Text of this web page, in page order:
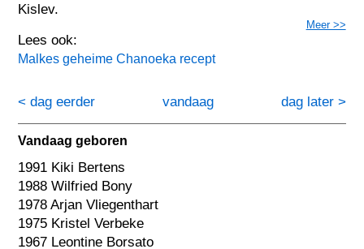
Kislev.
Meer >>
Lees ook:
Malkes geheime Chanoeka recept
< dag eerder dag later >
vandaag
Vandaag geboren
1991 Kiki Bertens
1988 Wilfried Bony
1978 Arjan Vliegenthart
1975 Kristel Verbeke
1967 Leontine Borsato